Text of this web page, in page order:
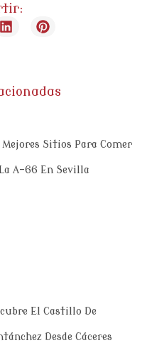
Mejores Sitios Para Comer
A-66 En Sevilla
El Castillo De
Desde Cáceres